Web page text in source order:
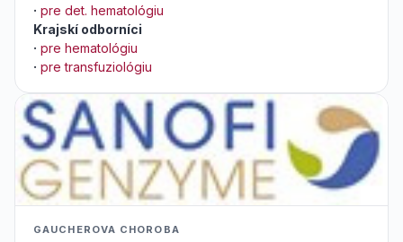
· pre det. hematológiu
Krajskí odborníci
· pre hematológiu
· pre transfuziológiu
GAUCHEROVA CHOROBA